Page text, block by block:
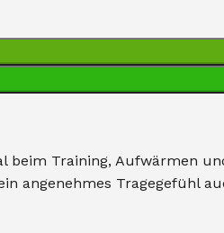
beim Training, Aufwärmen
angenehmes Tragegefühl